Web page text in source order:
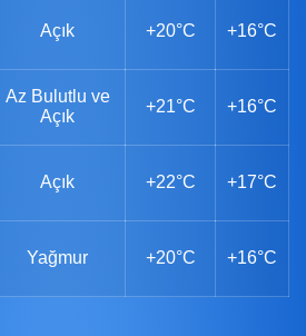
Açık +20°C +16°C
Az Bulutlu ve
Açık
+21°C +16°C
Açık +22°C +17°C
Yağmur +20°C +16°C